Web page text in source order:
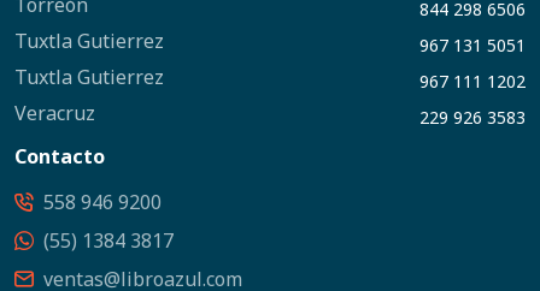
844 298 6506
Tuxtla Gutierrez 967 131 5051
Tuxtla Gutierrez 967 111 1202
Veracruz 229 926 3583
Contacto
558 946 9200
(55) 1384 3817
ventas@libroazul.com